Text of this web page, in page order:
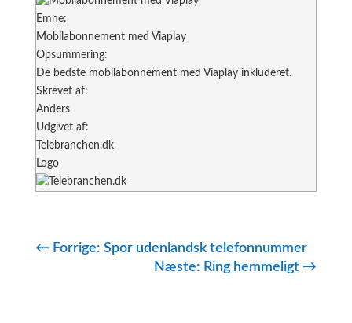
Emne:
Mobilabonnement med Viaplay
Opsummering:
De bedste mobilabonnement med Viaplay inkluderet.
Skrevet af:
Anders
Udgivet af:
Telebranchen.dk
Logo
← Forrige: Spor udenlandsk telefonnummer
Næste: Ring hemmeligt →